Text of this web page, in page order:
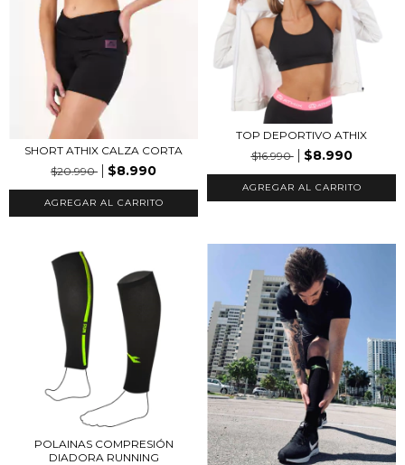
SHORT ATHIX CALZA CORTA
$20.990
$8.990
AGREGAR AL CARRITO
TOP DEPORTIVO ATHIX
$16.990
$8.990
AGREGAR AL CARRITO
POLAINAS COMPRESIÓN
DIADORA RUNNING